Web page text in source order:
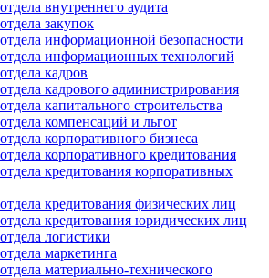
внутреннего аудита
закупок
информационной безопасности
информационных технологий
кадров
кадрового администрирования
капитального строительства
компенсаций и льгот
корпоративного бизнеса
корпоративного кредитования
кредитования корпоративных
кредитования физических лиц
кредитования юридических лиц
логистики
маркетинга
материально-технического